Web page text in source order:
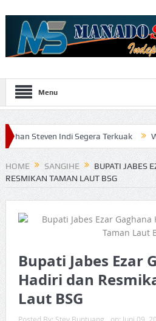
Menu
Indi Segera Terkuak Wali Kota
HOME SANGIHE
BUPATI JABES
RESMIKAN TAMAN LAUT BSG
Bupati Jabes Ezar
Hadiri dan
Laut BSG